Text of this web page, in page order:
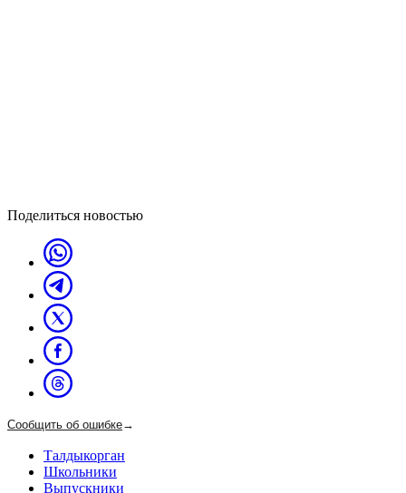
Поделиться новостью
Сообщить об ошибке→
Талдыкорган
Школьники
Выпускники